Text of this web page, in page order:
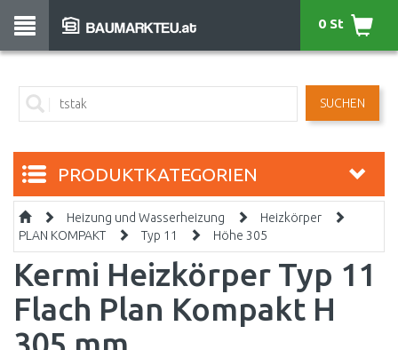
SUCHEN
0 St
PRODUKTKATEGORIEN
Heizung und Wasserheizung
Heizkörper
PLAN KOMPAKT
Typ 11 Höhe 305
Kermi Heizkörper Typ 11
Flach Plan Kompakt H